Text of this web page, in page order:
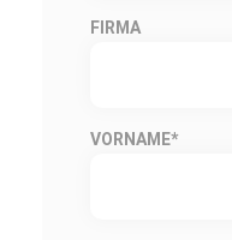
FIRMA
VORNAME*